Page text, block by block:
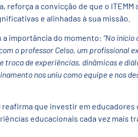
reforça a convicção de que o
e alinhadas à sua missão.
importância do momento: “No início
o professor Celso, um profissional
troca de experiências, dinâmicas e
nos uniu como equipe e nos
reafirma que investir em
educacionais cada vez mais